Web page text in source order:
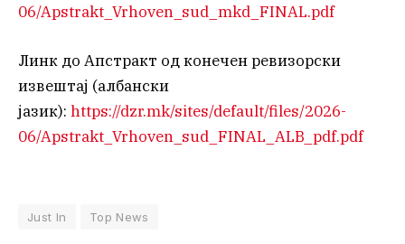
06/Apstrakt_Vrhoven_sud_mkd_FINAL.pdf
Линк до Апстракт од конечен ревизорски
извештај (албански
јазик): https://dzr.mk/sites/default/files/2026-
06/Apstrakt_Vrhoven_sud_FINAL_ALB_pdf.pdf
Just In Top News